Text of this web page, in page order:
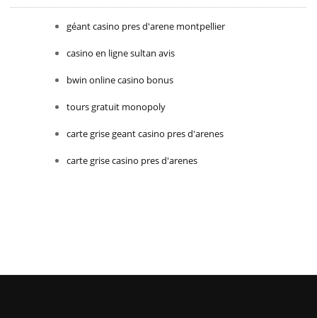
géant casino pres d'arene montpellier
casino en ligne sultan avis
bwin online casino bonus
tours gratuit monopoly
carte grise geant casino pres d'arenes
carte grise casino pres d'arenes